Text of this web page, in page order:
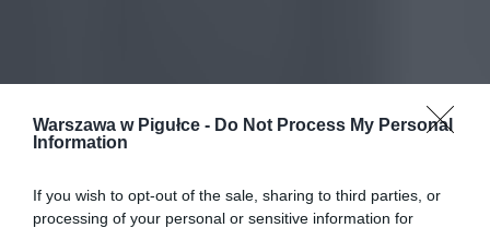
Warszawa w Pigułce - Do Not Process My Personal
Information
If you wish to opt-out of the sale, sharing to third parties, or
processing of your personal or sensitive information for